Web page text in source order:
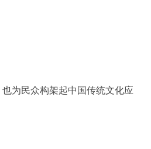
为民众构架起中国传统文化应